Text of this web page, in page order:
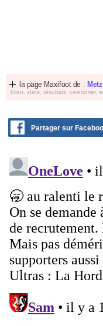
la page Maxifoot de : Metz
bilan, stats, résultats, calendrier,
Partager sur